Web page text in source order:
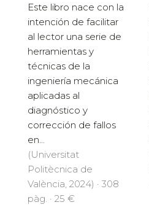
Este libro nace con la
intención de facilitar
al lector una serie de
herramientas y
técnicas de la
ingeniería mecánica
aplicadas al
diagnóstico y
corrección de fallos
en...
(Universitat
Politècnica de
València, 2024) · 308
pàg. · 25 €